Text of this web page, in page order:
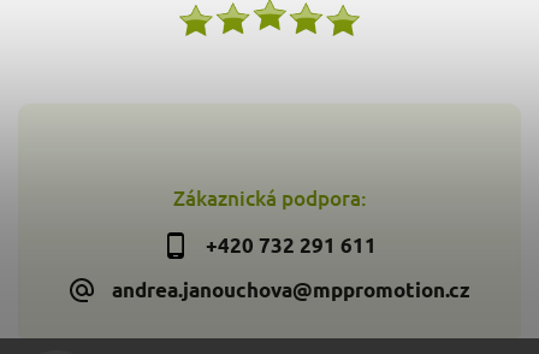
Zákaznická podpora:
+420 732 291 611
andrea.janouchova@mppromotion.cz